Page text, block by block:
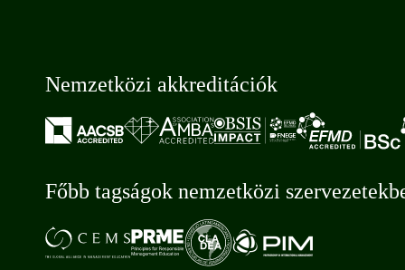
Nemzetközi akkreditációk
Főbb tagságok nemzetközi